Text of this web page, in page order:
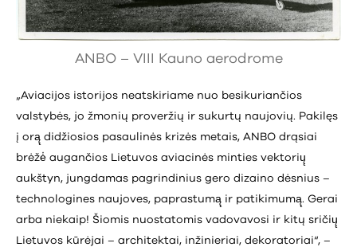
ANBO – VIII Kauno aerodrome
„Aviacijos istorijos neatskiriame nuo besikuriančios
valstybės, jo žmonių proveržių ir sukurtų naujovių. Pakilęs
į orą̨ didžiosios pasaulinės krizės metais, ANBO drąsiai
brėžė̇ augančios Lietuvos aviacinės minties vektorių̨
aukštyn, jungdamas pagrindinius gero dizaino dėsnius –
technologines naujoves, paprastumą̨ ir patikimumą̨. Gerai
arba niekaip! Šiomis nuostatomis vadovavosi ir kitų sričių̨
Lietuvos kūrėjai – architektai, inžinieriai, dekoratoriai“, –